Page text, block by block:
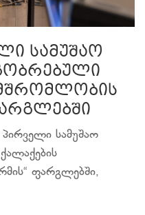
სამუშაო
სამუშაო
ფარგლებში,